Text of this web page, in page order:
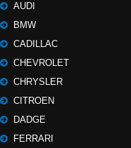
AUDI
BMW
CADILLAC
CHEVROLET
CHRYSLER
CITROEN
DADGE
FERRARI